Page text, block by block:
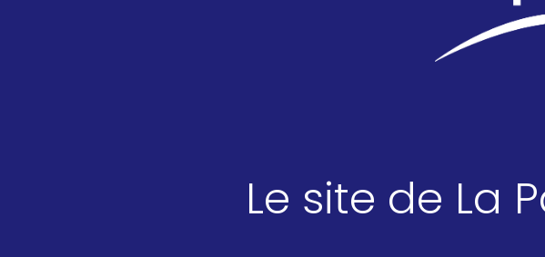
Le site de La